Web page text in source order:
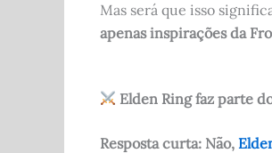
Mas será que isso
apenas inspirações da
Elden Ring faz parte
Resposta curta: Não,